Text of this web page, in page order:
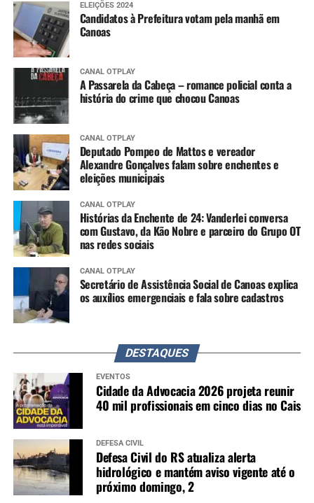
ELEIÇÕES 2024
Candidatos à Prefeitura votam pela manhã em
Canoas
CANAL OTPLAY
A Passarela da Cabeça – romance policial conta a
história do crime que chocou Canoas
CANAL OTPLAY
Deputado Pompeo de Mattos e vereador
Alexandre Gonçalves falam sobre enchentes e
eleições municipais
CANAL OTPLAY
Histórias da Enchente de 24: Vanderlei conversa
com Gustavo, da Kão Nobre e parceiro do Grupo OT
nas redes sociais
CANAL OTPLAY
Secretário de Assistência Social de Canoas explica
os auxílios emergenciais e fala sobre cadastros
DESTAQUES
EVENTOS
Cidade da Advocacia 2026 projeta reunir
40 mil profissionais em cinco dias no Cais
DEFESA CIVIL
Defesa Civil do RS atualiza alerta
hidrológico e mantém aviso vigente até o
próximo domingo, 2